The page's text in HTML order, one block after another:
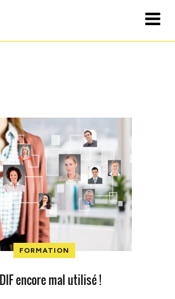
FORMATION
encore mal utilisé !